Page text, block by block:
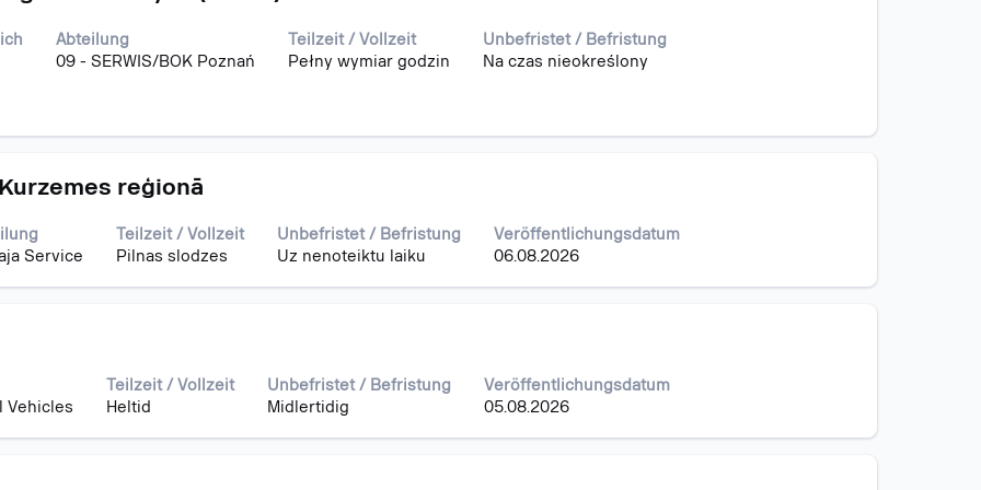
Abteilung
09 - SERWIS/BOK Poznań
Teilzeit / Vollzeit
Pełny wymiar godzin
Unbefristet / Befristung
Na czas nieokreślony
reģionā
Service
Teilzeit / Vollzeit
Pilnas slodzes
Unbefristet / Befristung
Uz nenoteiktu laiku
Veröffentlichungsdatum
06.08.2026
Vehicles
Teilzeit / Vollzeit
Heltid
Unbefristet / Befristung
Midlertidig
Veröffentlichungsdatum
05.08.2026